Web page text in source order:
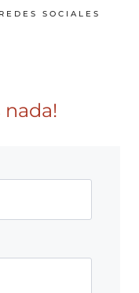
SOCIALES
nada!